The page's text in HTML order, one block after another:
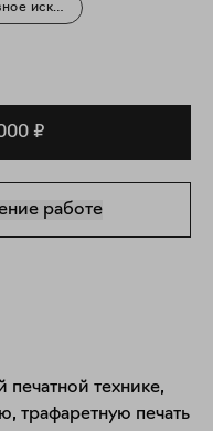
искусство
₽
работе
печатной технике,
трафаретную печать